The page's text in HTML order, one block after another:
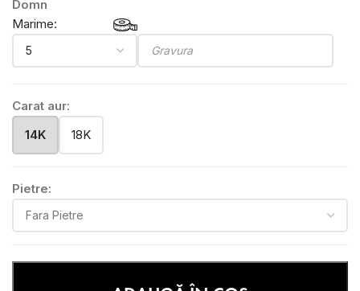
Domn
Marime:
Carat aur:
14K
18K
Pietre: